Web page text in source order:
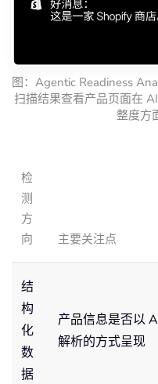
图：Agentic Readiness
扫描结果查看产品页面在
整度方
检
测
方
向
主要关注点
结
构
化
数
据
产品信息是否以
解析的方式呈现